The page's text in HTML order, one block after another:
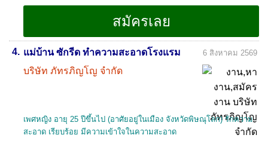
4. แม่บ้าน ซักรีด ทำความสะอาดโรงแรม
บริษัท ภัทรภิญโญ จำกัด
6 สิงหาคม 2569
เพศหญิง อายุ 25 ปีขึ้นไป (อาศัยอยู่ในเมือง จังหวัดพิษณุโลก) รักความ
สะอาด เรียบร้อย มีความเข้าใจในความสะอาด